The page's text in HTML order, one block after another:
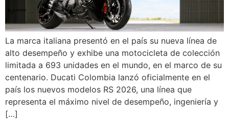
La marca italiana presentó en el país su nueva línea de
alto desempeño y exhibe una motocicleta de colección
limitada a 693 unidades en el mundo, en el marco de su
centenario. Ducati Colombia lanzó oficialmente en el
país los nuevos modelos RS 2026, una línea que
representa el máximo nivel de desempeño, ingeniería y
[…]